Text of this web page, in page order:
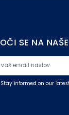
SE NA
Stay informed on our